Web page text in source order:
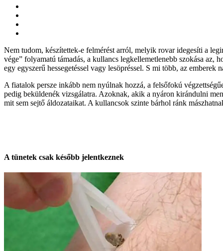
Nem tudom, készítettek-e felmérést arról, melyik rovar idegesíti a
vége” folyamatú támadás, a kullancs legkellemetlenebb szokása az,
egy egyszerű hessegetéssel vagy lesöpréssel. S mi több, az
A fiatalok persze inkább nem nyúlnak hozzá, a felsőfokú
pedig beküldenék vizsgálatra. Azoknak, akik a nyáron kirándulni
mit sem sejtő áldozataikat. A kullancsok szinte bárhol ránk
A tünetek csak később jelentkeznek